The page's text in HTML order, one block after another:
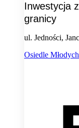
Inwestycja
granicy
ul. Jedności,
Osiedle